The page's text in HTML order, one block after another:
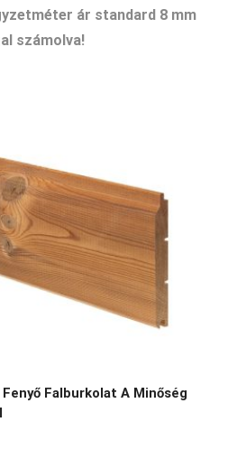
ár standard 8 mm
számolva!
Falburkolat A Minőség